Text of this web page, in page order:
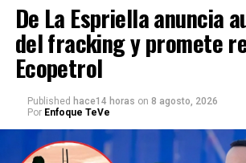
De La Espriella anuncia
del fracking y promete
Ecopetrol
Published hace14 horas on 8 agosto, 2026
Por Enfoque TeVe